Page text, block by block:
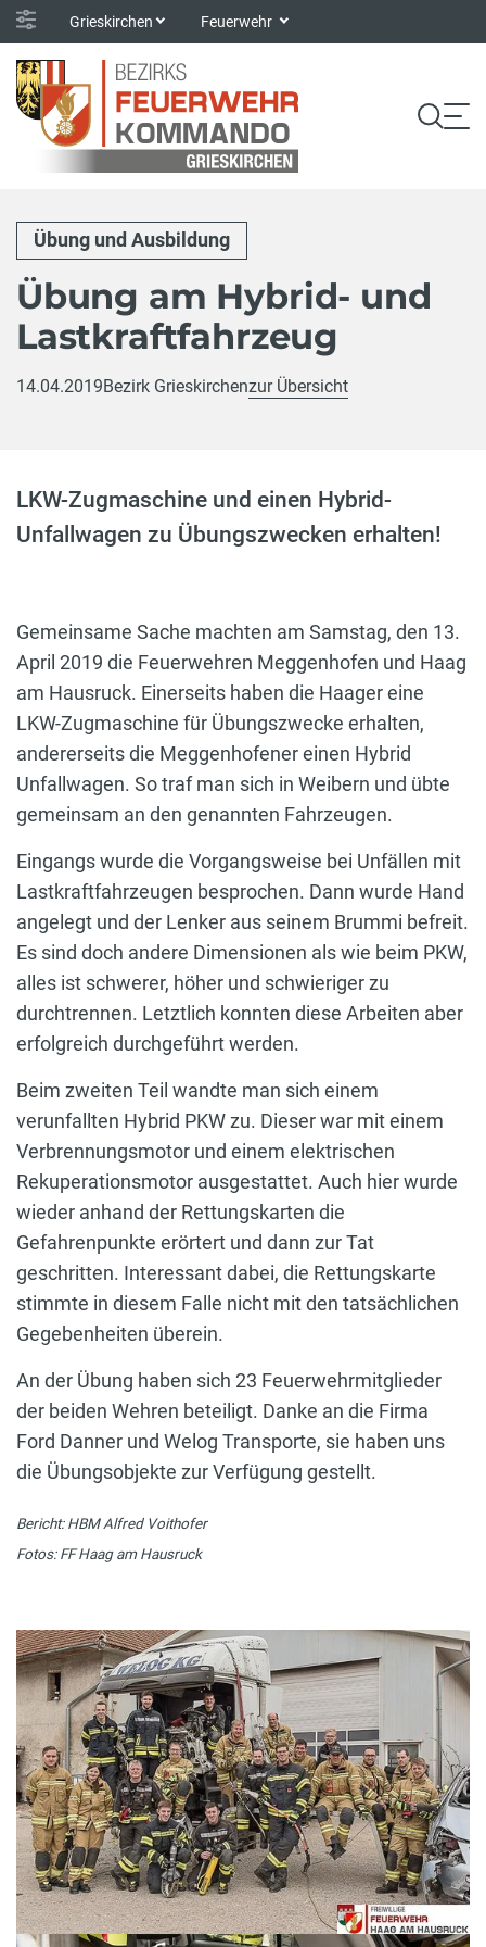
Grieskirchen Feuerwehr
Übung und Ausbildung
Übung am Hybrid- und
Lastkraftfahrzeug
14.04.2019Bezirk Grieskirchenzur Übersicht
LKW-Zugmaschine und einen Hybrid-
Unfallwagen zu Übungszwecken erhalten!
Gemeinsame Sache machten am Samstag, den 13.
April 2019 die Feuerwehren Meggenhofen und Haag
am Hausruck. Einerseits haben die Haager eine
LKW-Zugmaschine für Übungszwecke erhalten,
andererseits die Meggenhofener einen Hybrid
Unfallwagen. So traf man sich in Weibern und übte
gemeinsam an den genannten Fahrzeugen.
Eingangs wurde die Vorgangsweise bei Unfällen mit
Lastkraftfahrzeugen besprochen. Dann wurde Hand
angelegt und der Lenker aus seinem Brummi befreit.
Es sind doch andere Dimensionen als wie beim PKW,
alles ist schwerer, höher und schwieriger zu
durchtrennen. Letztlich konnten diese Arbeiten aber
erfolgreich durchgeführt werden.
Beim zweiten Teil wandte man sich einem
verunfallten Hybrid PKW zu. Dieser war mit einem
Verbrennungsmotor und einem elektrischen
Rekuperationsmotor ausgestattet. Auch hier wurde
wieder anhand der Rettungskarten die
Gefahrenpunkte erörtert und dann zur Tat
geschritten. Interessant dabei, die Rettungskarte
stimmte in diesem Falle nicht mit den tatsächlichen
Gegebenheiten überein.
An der Übung haben sich 23 Feuerwehrmitglieder
der beiden Wehren beteiligt. Danke an die Firma
Ford Danner und Welog Transporte, sie haben uns
die Übungsobjekte zur Verfügung gestellt.
Bericht: HBM Alfred Voithofer
Fotos: FF Haag am Hausruck